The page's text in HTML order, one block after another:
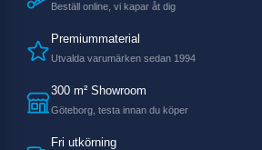
Beställ online, vi kapar åt dig
Premiummaterial
Utvalda varumärken sedan 1994
300 m² Showroom
Göteborg, testa innan du köper
Fri utkörning